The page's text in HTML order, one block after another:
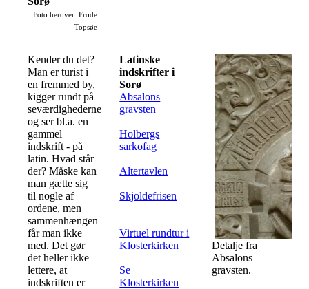
Foto herover: Frode
Topsøe
Kender du det?
Man er turist i
en fremmed by,
kigger rundt på
seværdighederne
og ser bl.a. en
gammel
indskrift - på
latin. Hvad står
der? Måske kan
man gætte sig
til nogle af
ordene, men
sammenhængen
får man ikke
med. Det gør
det heller ikke
lettere, at
indskriften er
Latinske
indskrifter i
Sorø
Absalons
gravsten
Holbergs
sarkofag
Altertavlen
Skjoldefrisen
Virtuel rundtur i
Klosterkirken
Se
Klosterkirken
Detalje fra
Absalons
gravsten.